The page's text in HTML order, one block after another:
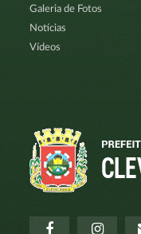
Galeria de Fotos
Notícias
Vídeos